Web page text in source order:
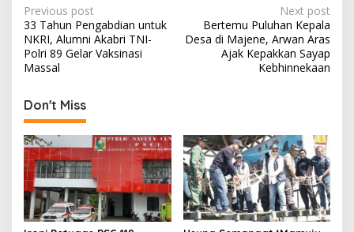
P
o
s
t
n
a
v
i
g
a
Previous post
33 Tahun Pengabdian untuk
NKRI, Alumni Akabri TNI-
Polri 89 Gelar Vaksinasi
Massal
Next post
Bertemu Puluhan Kepala
Desa di Majene, Arwan Aras
Ajak Kepakkan Sayap
Kebhinnekaan
Don't Miss